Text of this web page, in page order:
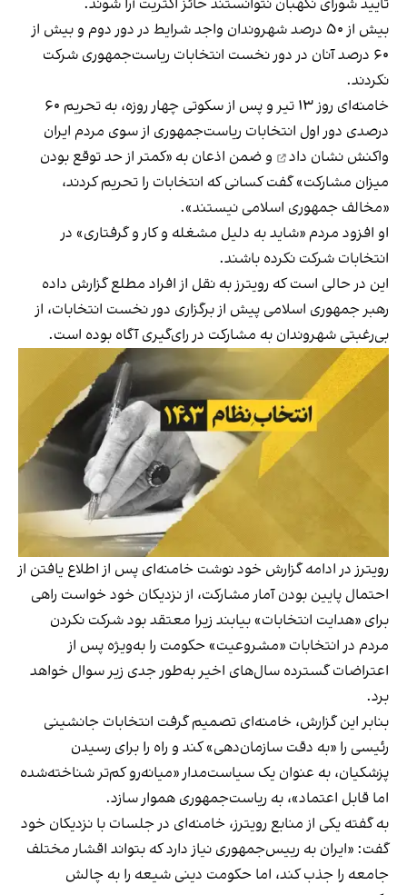
تایید شورای نگهبان نتوانستند حائز اکثریت آرا شوند.
بیش از ۵۰ درصد شهروندان واجد شرایط در دور دوم و بیش از
۶۰ درصد آنان در دور نخست انتخابات ریاست‌جمهوری شرکت
نکردند.
خامنه‌ای روز ۱۳ تیر و پس از سکوتی چهار روزه، به تحریم ۶۰
درصدی دور اول انتخابات ریاست‌جمهوری از سوی مردم ایران
واکنش نشان داد
و ضمن اذعان به «کمتر از حد توقع بودن
میزان مشارکت» گفت کسانی که انتخابات را تحریم کردند،
«مخالف جمهوری اسلامی نیستند».
او افزود مردم «شاید به دلیل مشغله و کار و گرفتاری» در
انتخابات شرکت نکرده باشند.
این در حالی است که رویترز به نقل از افراد مطلع گزارش داده
رهبر جمهوری اسلامی پیش از برگزاری دور نخست انتخابات، از
بی‌رغبتی شهروندان به مشارکت در رای‌گیری آگاه بوده است.
رویترز در ادامه گزارش خود نوشت خامنه‌ای پس از اطلاع یافتن از
احتمال پایین بودن آمار مشارکت، از نزدیکان خود خواست راهی
برای «هدایت انتخابات» بیابند زیرا معتقد بود شرکت نکردن
مردم در انتخابات «مشروعیت» حکومت را به‌ویژه پس از
اعتراضات گسترده سال‌های اخیر به‌طور جدی زیر سوال خواهد
برد.
بنابر این گزارش، خامنه‌ای تصمیم گرفت انتخابات جانشینی
رئیسی را «به دقت سازمان‌دهی» کند و راه را برای رسیدن
پزشکیان، به عنوان یک سیاست‌مدار «میانه‌رو کم‌تر شناخته‌شده
اما قابل اعتماد»، به ریاست‌جمهوری هموار سازد.
به گفته یکی از منابع رویترز، خامنه‌ای در جلسات با نزدیکان خود
گفت: «ایران به رییس‌جمهوری نیاز دارد که بتواند اقشار مختلف
جامعه را جذب کند، اما حکومت دینی شیعه را به چالش